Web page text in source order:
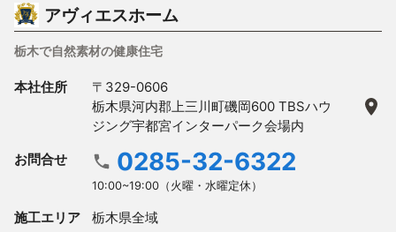
アヴィエスホーム
栃木で自然素材の健康住宅
本社住所
〒329-0606
栃木県河内郡上三川町磯岡600 TBSハウ
ジング宇都宮インターパーク会場内
お問合せ 0285-32-6322
10:00~19:00（火曜・水曜定休）
施工エリア 栃木県全域